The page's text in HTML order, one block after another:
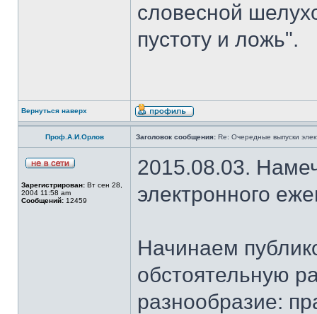
словесной
пустоту и ложь".
Вернуться наверх
Проф.А.И.Орлов Заголовок сообщения: Re: Очередные выпуски
Зарегистрирован: Вт сен 28,
2004 11:58 am
Сообщений: 12459
2015.08.03.
электронного
Начинаем
обстоятельную
разнообразие: